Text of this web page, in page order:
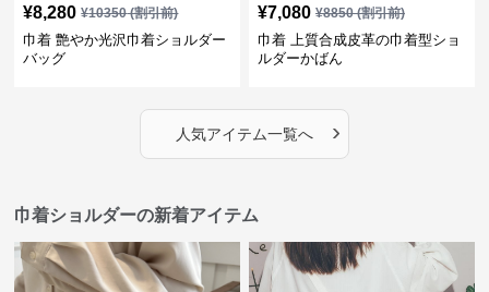
¥8,280 ¥10350(割引前)
巾着 艶やか光沢巾着ショルダー
バッグ
¥7,080 ¥8850(割引前)
巾着 上質合成皮革の巾着型ショ
ルダーかばん
人気アイテム一覧へ ›
巾着ショルダーの新着アイテム